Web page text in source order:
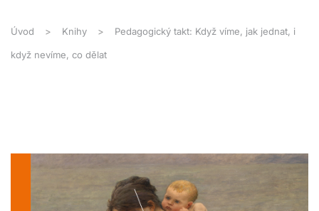
Úvod Knihy Pedagogický takt: Když víme, jak jednat, i
když nevíme, co dělat